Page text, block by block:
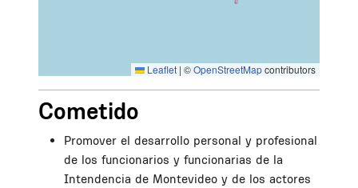
Leaflet | ©OpenStreetMapcontributors
Cometido
Promover el desarrollo personal y profesional
de los funcionarios y funcionarias de la
Intendencia de Montevideo y de los actores